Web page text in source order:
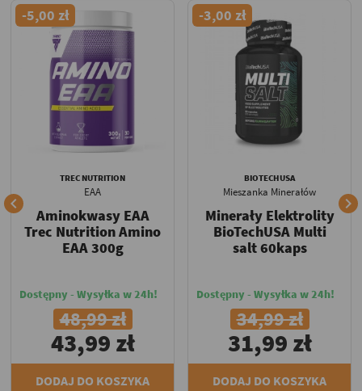

-5,00 zł
TREC NUTRITION
EAA
Aminokwasy EAA
Trec Nutrition Amino
EAA 300g
Dostępny - Wysyłka w 24h!
48,99 zł
43,99 zł
DODAJ DO KOSZYKA
-3,00 zł
BIOTECHUSA
Mieszanka Minerałów
Minerały Elektrolity
BioTechUSA Multi
salt 60kaps
Dostępny - Wysyłka w 24h!
34,99 zł
31,99 zł
DODAJ DO KOSZYKA
